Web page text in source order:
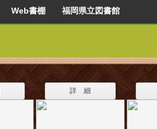
Web書棚 福岡県立図書館
詳 細